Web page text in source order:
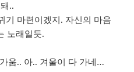
..
기 마련이겠지. 자신의 마음
노래일듯.
움.. 아.. 겨울이 다 가네…